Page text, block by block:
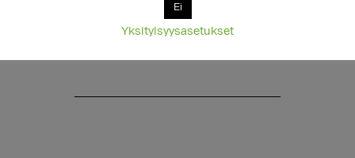
järjestävät ryhmän äänen naisellistamisesta
Ei
Yksityisyysasetukset